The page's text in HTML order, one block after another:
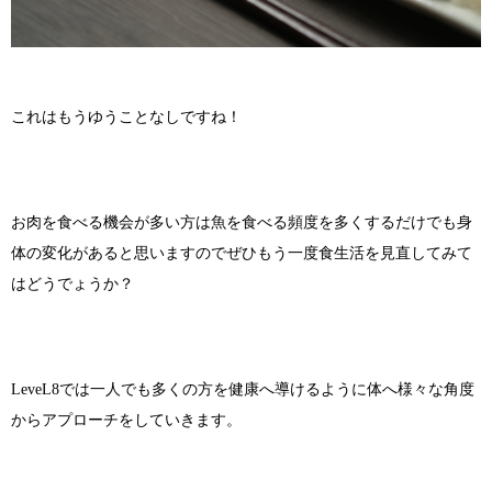
これはもうゆうことなしですね！
お肉を食べる機会が多い方は魚を食べる頻度を多くするだけでも身
体の変化があると思いますのでぜひもう一度食生活を見直してみて
はどうでょうか？
LeveL8では一人でも多くの方を健康へ導けるように体へ様々な角度
からアプローチをしていきます。